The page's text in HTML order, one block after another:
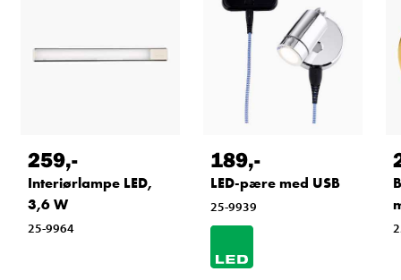
259,-
Interiørlampe LED,
3,6 W
25-9964
189,-
LED-pære med USB
25-9939